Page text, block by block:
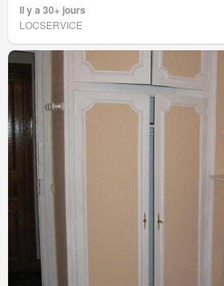
Il y a 30+ jours
LOCSERVICE